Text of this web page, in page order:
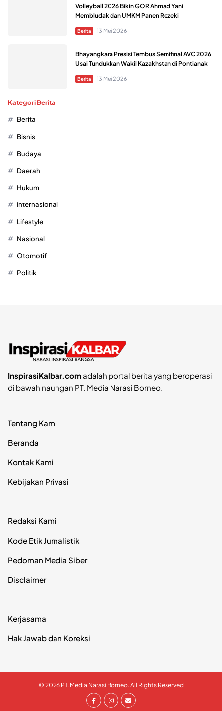
Volleyball 2026 Bikin GOR Ahmad Yani
Membludak dan UMKM Panen Rezeki
Berita 13 Mei 2026
Bhayangkara Presisi Tembus Semifinal AVC 2026
Usai Tundukkan Wakil Kazakhstan di Pontianak
Berita 13 Mei 2026
Kategori Berita
Berita
Bisnis
Budaya
Daerah
Hukum
Internasional
Lifestyle
Nasional
Otomotif
Politik
InspirasiKalbar.comadalah portal berita yang beroperasi
di bawah naungan PT. Media Narasi Borneo.
Tentang Kami
Beranda
Kontak Kami
Kebijakan Privasi
Redaksi Kami
Kode Etik Jurnalistik
Pedoman Media Siber
Disclaimer
Kerjasama
Hak Jawab dan Koreksi
© 2026 PT. Media Narasi Borneo. All Rights Reserved